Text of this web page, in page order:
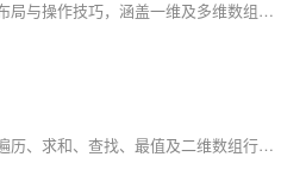
本文深入解析Java数组的内存布局与操作技巧，涵盖一维及多维数组的声明、初始化、内存模型，以及数组常见陷阱和性能优化。通过图文结合的方式帮助开发者彻底理解数组本质，并提供Arrays工具类的实用方法与面试高频问题解析，助你掌握数组核心知识，避免常见错误。
本文整理Java数组常用操作：遍历、求和、查找、最值及二维数组行求和等典型练习，涵盖静态初始化、元素翻倍、去极值求平均等实例，帮助掌握数组基础与应用。